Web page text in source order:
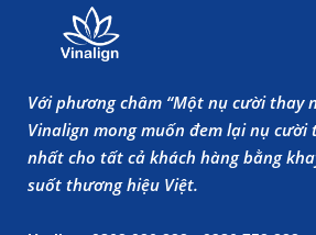
Với phương châm “Một nụ cười thay
Vinalign mong muốn đem lại nụ
nhất cho tất cả khách hàng bằng
suốt thương hiệu Việt.